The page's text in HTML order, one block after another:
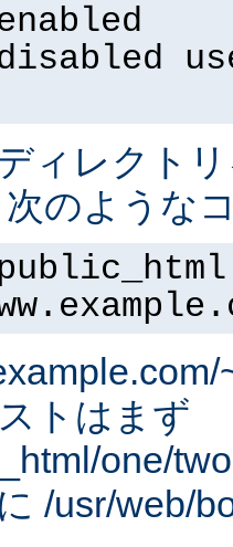
ィレクト
のような
トはまず
one/
/usr/web/